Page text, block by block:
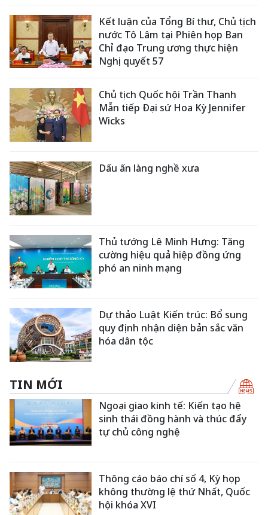
Kết luận của Tổng Bí thư, Chủ tịch
nước Tô Lâm tại Phiên họp Ban
Chỉ đạo Trung ương thực hiện
Nghị quyết 57
Chủ tịch Quốc hội Trần Thanh
Mẫn tiếp Đại sứ Hoa Kỳ Jennifer
Wicks
Dấu ấn làng nghề xưa
Thủ tướng Lê Minh Hưng: Tăng
cường hiệu quả hiệp đồng ứng
phó an ninh mạng
Dự thảo Luật Kiến trúc: Bổ sung
quy định nhận diện bản sắc văn
hóa dân tộc
TIN MỚI
Ngoại giao kinh tế: Kiến tạo hệ
sinh thái đồng hành và thúc đẩy
tự chủ công nghệ
Thông cáo báo chí số 4, Kỳ họp
không thường lệ thứ Nhất, Quốc
hội khóa XVI